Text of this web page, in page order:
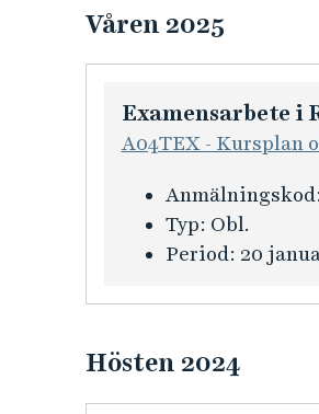
Våren 2025
Examensarbete i
A04TEX - Kursplan
K
u
r
i
f
o
Anmälningskod:
Typ: Obl.
Period: 20
Hösten 2024